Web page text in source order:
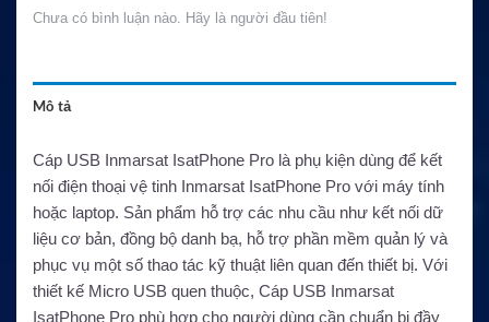
Chưa có bình luận nào. Hãy là người đầu tiên!
Mô tả
Cáp USB Inmarsat IsatPhone Pro là phụ kiện dùng để kết
nối điện thoại vệ tinh Inmarsat IsatPhone Pro với máy tính
hoặc laptop. Sản phẩm hỗ trợ các nhu cầu như kết nối dữ
liệu cơ bản, đồng bộ danh bạ, hỗ trợ phần mềm quản lý và
phục vụ một số thao tác kỹ thuật liên quan đến thiết bị. Với
thiết kế Micro USB quen thuộc, Cáp USB Inmarsat
IsatPhone Pro phù hợp cho người dùng cần chuẩn bị đầy